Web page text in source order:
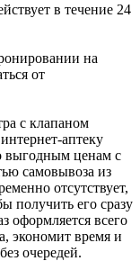
в течение 24
на
от
с клапаном
аптеку
выгодным ценам с
самовывоза из
отсутствует,
получить его сразу
оформляется всего
экономит время и
очередей.